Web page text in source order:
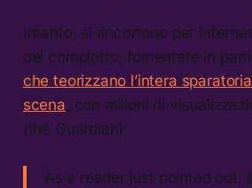
Intanto, si rincorrono per
del complotto, fomentate in
che teorizzano l’intera
scena, con milioni di
(the Guardian)
As a reader just pointed out,